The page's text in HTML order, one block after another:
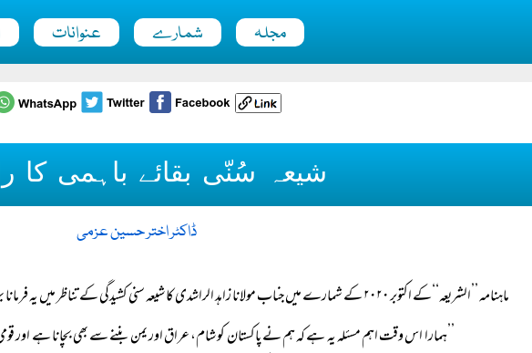
مجلہ شمارے عنوانات
شیعہ سُنّی بقائے باہمی کا
ڈاکٹر اختر حسین عزمی
ماہنامہ ’’الشریعہ‘‘کے اکتوبر ۲۰۲۰ کے شمارے میں جناب مولانا زاہد الراشدی کا شیعہ سنی کشیدگی کے تناظر میں یہ فرمانا بہت ہی گہرے غور و فکر کا متقاضی ہے:
’’ہمارا اس وقت اہم مسئلہ یہ ہے کہ ہم نے پاکستان کو شام، عراق اور یمن بننے سے بھی بچانا ہے اور